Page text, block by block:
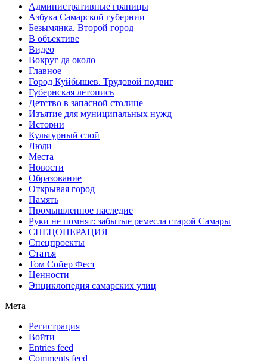
Административные границы
Азбука Самарской губернии
Безымянка. Второй город
В объективе
Видео
Вокруг да около
Главное
Город Куйбышев. Трудовой подвиг
Губернская летопись
Детство в запасной столице
Изъятие для муниципальных нужд
Истории
Культурный слой
Люди
Места
Новости
Образование
Открывая город
Память
Промышленное наследие
Руки не помнят: забытые ремесла старой Самары
СПЕЦОПЕРАЦИЯ
Спецпроекты
Статья
Том Сойер Фест
Ценности
Энциклопедия самарских улиц
Мета
Регистрация
Войти
Entries feed
Comments feed